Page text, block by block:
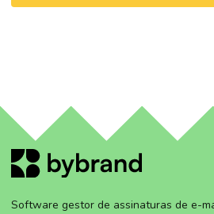
Software gestor de assinaturas de e-